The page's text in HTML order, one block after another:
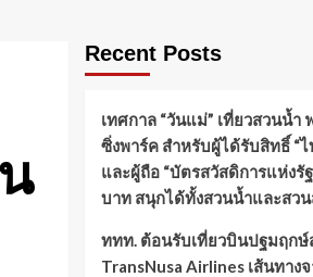
Recent Posts
เทศกาล “วันแม่” เที่ยวสวนน้ำ
ซิ่งพาร์ค สำหรับผู้ได้รับสิทธิ์ “
และผู้ถือ “บัตรสวัสดิการแห่งรัฐ
บาท สนุกได้ทั้งสวนน้ำและสว
ททท. ต้อนรับเที่ยวบินปฐมฤกษ์
TransNusa Airlines เส้นทาง